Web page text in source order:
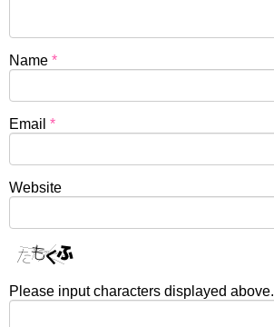
Name *
Email *
Website
Please input characters displayed above.